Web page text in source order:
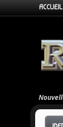
ACCUEIL